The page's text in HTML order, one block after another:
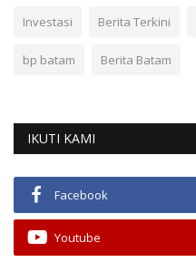
Investasi Berita Terkini
bp batam Berita Batam
IKUTI KAMI
Facebook
Youtube